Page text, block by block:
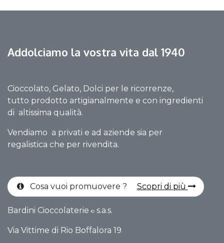
Addolciamo la vostra vita dal 1940
Cioccolato, Gelato, Dolci per le ricorrenze,
tutto prodotto artigianalmente e con ingredienti
di altissima qualità.
Vendiamo a privati e ad aziende sia per
regalistica che per rivendita.
Cosa vuoi promuovere ? Scopri di più
Bardini Cioccolaterie © s.a.s.
Via Vittime di Rio Boffalo​ra 19